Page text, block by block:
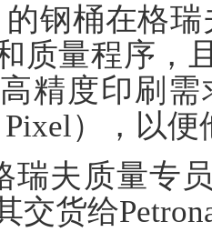
的钢桶在格
质量程序，
精度印刷
Pixel），以
瑞夫质量专
交货给